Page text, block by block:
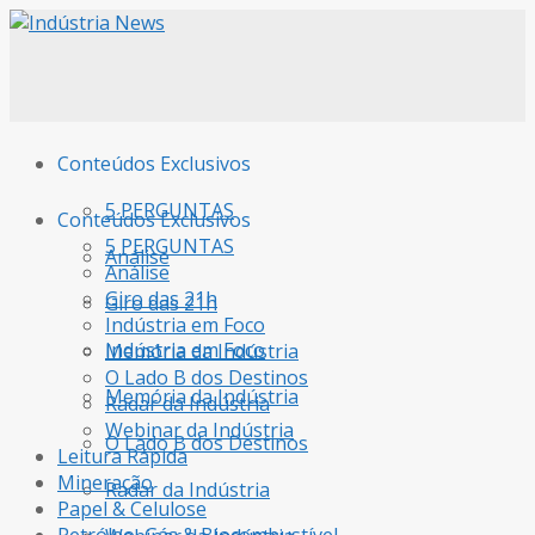
Conteúdos Exclusivos
5 PERGUNTAS
Análise
Giro das 21h
Indústria em Foco
Memória da Indústria
O Lado B dos Destinos
Radar da Indústria
Conteúdos Exclusivos
5 PERGUNTAS
Análise
Giro das 21h
Indústria em Foco
Memória da Indústria
O Lado B dos Destinos
Radar da Indústria
Webinar da Indústria
Leitura Rápida
Mineração
Papel & Celulose